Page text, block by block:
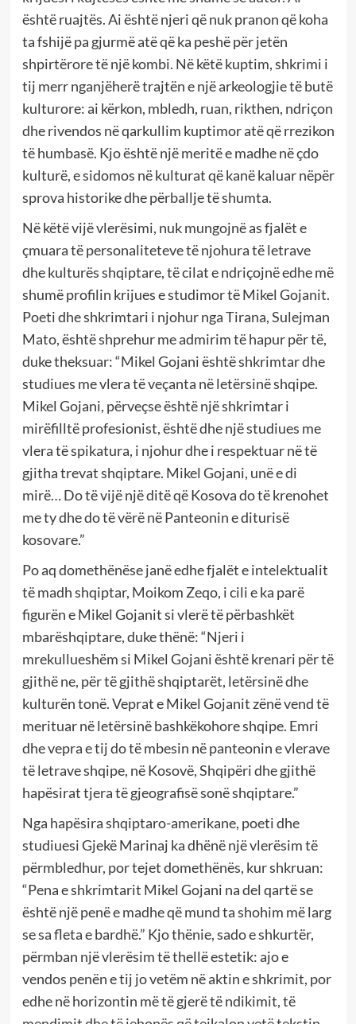
është ruajtës. Ai është njeri që nuk pranon që koha
ta fshijë pa gjurmë atë që ka peshë për jetën
shpirtërore të një kombi. Në këtë kuptim, shkrimi i
tij merr nganjëherë trajtën e një arkeologjie të butë
kulturore: ai kërkon, mbledh, ruan, rikthen, ndriçon
dhe rivendos në qarkullim kuptimor atë që rrezikon
të humbasë. Kjo është një meritë e madhe në çdo
kulturë, e sidomos në kulturat që kanë kaluar nëpër
sprova historike dhe përballje të shumta.
Në këtë vijë vlerësimi, nuk mungojnë as fjalët e
çmuara të personaliteteve të njohura të letrave
dhe kulturës shqiptare, të cilat e ndriçojnë edhe më
shumë profilin krijues e studimor të Mikel Gojanit.
Poeti dhe shkrimtari i njohur nga Tirana, Sulejman
Mato, është shprehur me admirim të hapur për të,
duke theksuar: “Mikel Gojani është shkrimtar dhe
studiues me vlera të veçanta në letërsinë shqipe.
Mikel Gojani, përveçse është një shkrimtar i
mirëfilltë profesionist, është dhe një studiues me
vlera të spikatura, i njohur dhe i respektuar në të
gjitha trevat shqiptare. Mikel Gojani, unë e di
mirë… Do të vijë një ditë që Kosova do të krenohet
me ty dhe do të vërë në Panteonin e diturisë
kosovare.”
Po aq domethënëse janë edhe fjalët e intelektualit
të madh shqiptar, Moikom Zeqo, i cili e ka parë
figurën e Mikel Gojanit si vlerë të përbashkët
mbarëshqiptare, duke thënë: “Njeri i
mrekullueshëm si Mikel Gojani është krenari për të
gjithë ne, për të gjithë shqiptarët, letërsinë dhe
kulturën tonë. Veprat e Mikel Gojanit zënë vend të
merituar në letërsinë bashkëkohore shqipe. Emri
dhe vepra e tij do të mbesin në panteonin e vlerave
të letrave shqipe, në Kosovë, Shqipëri dhe gjithë
hapësirat tjera të gjeografisë sonë shqiptare.”
Nga hapësira shqiptaro-amerikane, poeti dhe
studiuesi Gjekë Marinaj ka dhënë një vlerësim të
përmbledhur, por tejet domethënës, kur shkruan:
“Pena e shkrimtarit Mikel Gojani na del qartë se
është një penë e madhe që mund ta shohim më larg
se sa fleta e bardhë.” Kjo thënie, sado e shkurtër,
përmban një vlerësim të thellë estetik: ajo e
vendos penën e tij jo vetëm në aktin e shkrimit, por
edhe në horizontin më të gjerë të ndikimit, të